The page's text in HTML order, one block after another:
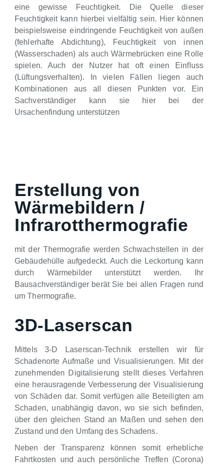
eine gewisse Feuchtigkeit. Die Quelle dieser
Feuchtigkeit kann hierbei vielfältig sein. Hier können
beispielsweise eindringende Feuchtigkeit von außen
(fehlerhafte Abdichtung), Feuchtigkeit von innen
(Wasserschaden) als auch Wärmebrücken eine Rolle
spielen. Auch der Nutzer hat oft einen Einfluss
(Lüftungsverhalten). In vielen Fällen liegen auch
Kombinationen aus all diesen Punkten vor. Ein
Sachverständiger kann sie hier bei der
Ursachenfindung unterstützen
Erstellung von
Wärmebildern /
Infrarotthermografie
mit der Thermografie werden Schwachstellen in der
Gebäudehülle aufgedeckt. Auch die Leckortung kann
durch Wärmebilder unterstützt werden. Ihr
Bausachverständiger berät Sie bei allen Fragen rund
um Thermografie.
3D-Laserscan
Mittels 3-D Laserscan-Technik erstellen wir für
Schadenorte Aufmaße und Visualisierungen. Mit der
zunehmenden Digitalisierung stellt dieses Verfahren
eine herausragende Verbesserung der Visualisierung
von Schäden dar. Somit verfügen alle Beteiligten am
Schaden, unabhängig davon, wo sie sich befinden,
über den gleichen Stand an Maßen und sehen den
Zustand und den Umfang des Schadens.
Neben der Transparenz können somit erhebliche
Fahrtkosten und auch persönliche Treffen (Corona)